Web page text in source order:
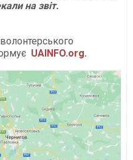
на звіт.
UAINFO.org.